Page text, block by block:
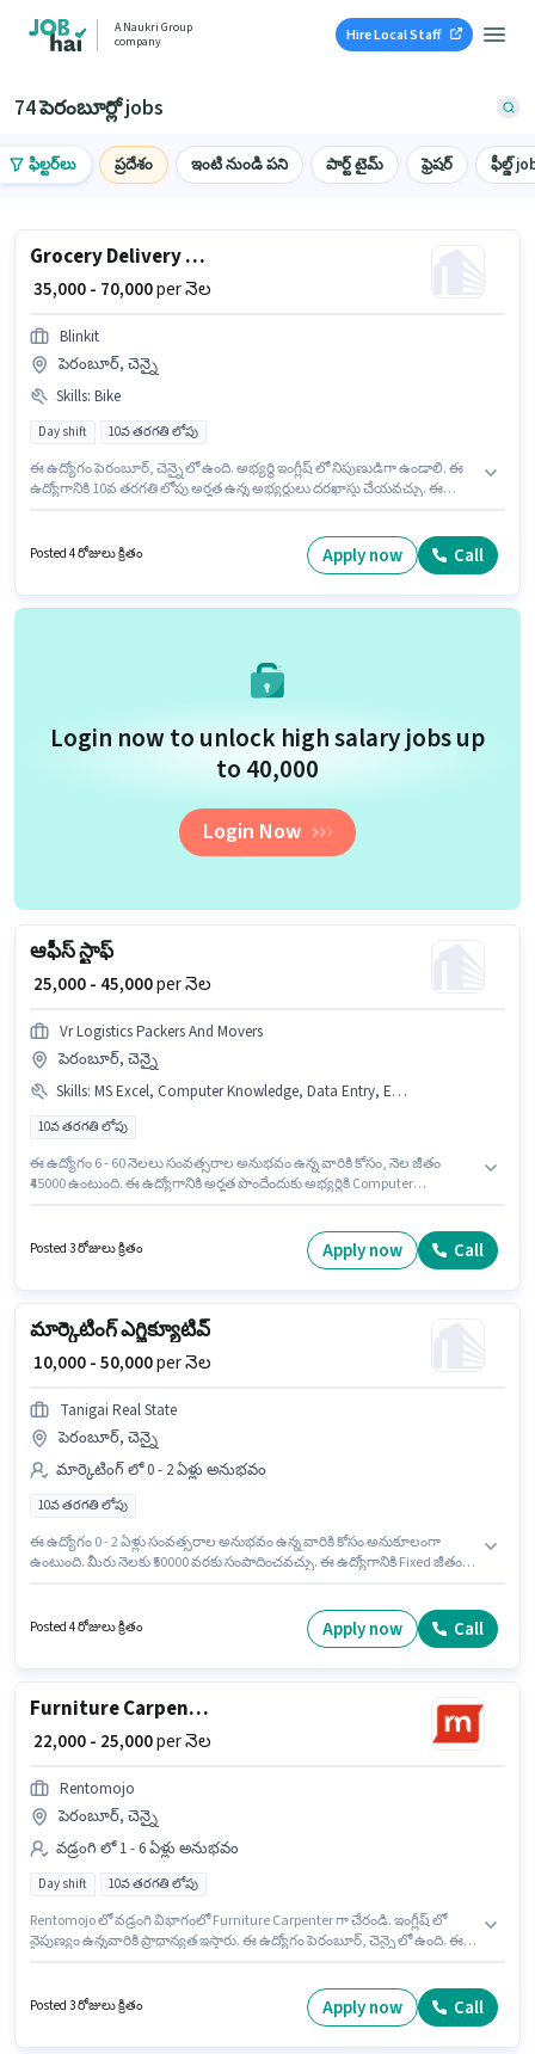
A Naukri Group
company
Hire Local Staff
74 పెరంబూర్లో jobs
ఫిల్టర్‌లు ప్రదేశం ఇంటి నుండి పని పార్ట్ టైమ్ ఫ్రెషర్ ఫీల్డ్
Grocery Delivery Boy
₹ 35,000 - 70,000per నెల
Blinkit
పెరంబూర్, చెన్నై
Skills: Bike
Day shift 10వ తరగతి లోపు
ఈ ఉద్యోగం పెరంబూర్, చెన్నై లో ఉంది. అభ్యర్థి ఇంగ్లీష్ లో నిపుణుడిగా ఉండాలి. ఈ
ఉద్యోగానికి 10వ తరగతి లోపు అర్హత ఉన్న అభ్యర్థులు దరఖాస్తు చేయవచ్చు. ఈ
ఉంటాయి. ఈ ఉద్యోగానికి Fixed జీతం ఇవ్వబడుతుంది.
Posted 4 రోజులు క్రితం Apply now Call
Login now to unlock high salary jobs up
to ₹40,000
Login Now
ఆఫీస్ స్టాఫ్
₹ 25,000 - 45,000per నెల
Vr Logistics Packers And Movers
పెరంబూర్, చెన్నై
Skills: MS Excel, Computer Knowledge, Data Entry, Email Writing
10వ తరగతి లోపు
ఈ ఉద్యోగం 6 - 60 నెలలు సంవత్సరాల అనుభవం ఉన్న వారికి కోసం, నెల జీతం
₹45000 ఉంటుంది. ఈ ఉద్యోగానికి అర్హత పొందేందుకు అభ్యర్థికి Computer
Insurance, PF లు ఉద్యోగ స్థాయి మరియు కంపెనీ పాలసీలపై ఆధారపడి
ఇప్పించబడతాయి. ఈ ఖాళీ పెరంబూర్, చెన్నై లో ఉంది. ఈ ఉద్యోగానికి Fixed జీతం
Posted 3 రోజులు క్రితం Apply now Call
మార్కెటింగ్ ఎగ్జిక్యూటివ్
₹ 10,000 - 50,000per నెల
Tanigai Real State
పెరంబూర్, చెన్నై
మార్కెటింగ్ లో 0 - 2 ఏళ్లు అనుభవం
10వ తరగతి లోపు
ఈ ఉద్యోగం 0 - 2 ఏళ్లు సంవత్సరాల అనుభవం ఉన్న వారికి కోసం అనుకూలంగా
ఉంటుంది. మీరు నెలకు ₹50000 వరకు సంపాదించవచ్చు. ఈ ఉద్యోగానికి Fixed జీతం
ఉన్న అభ్యర్థులు ఈ ఉద్యోగానికి అప్లై చేసుకోవచ్చు.
Posted 4 రోజులు క్రితం Apply now Call
Furniture Carpenter
₹ 22,000 - 25,000per నెల
Rentomojo
పెరంబూర్, చెన్నై
వడ్రంగి లో 1 - 6 ఏళ్లు అనుభవం
Day shift 10వ తరగతి లోపు
Rentomojo లో వడ్రంగి విభాగంలో Furniture Carpenter గా చేరండి. ఇంగ్లీష్ లో
నైపుణ్యం ఉన్నవారికి ప్రాధాన్యత ఇస్తారు. ఈ ఉద్యోగం పెరంబూర్, చెన్నై లో ఉంది. ఈ
మరియు వారానికి 6 days working ఉంటాయి.
Posted 3 రోజులు క్రితం Apply now Call